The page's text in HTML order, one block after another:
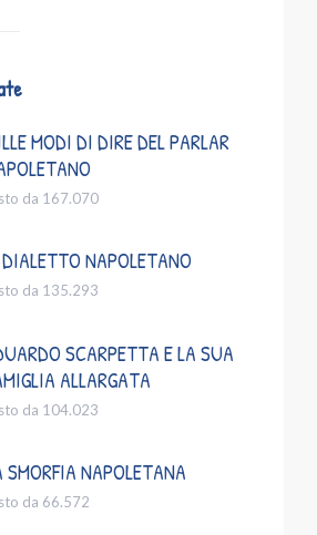
MODI DI DIRE DEL PARLAR
da 167.070
NAPOLETANO
da 135.293
SCARPETTA E LA SUA
ALLARGATA
da 104.023
SMORFIA NAPOLETANA
da 66.572